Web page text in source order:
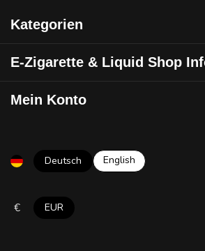
Kategorien
E-Zigarette & Liquid Shop
Mein Konto
Deutsch English
€ EUR